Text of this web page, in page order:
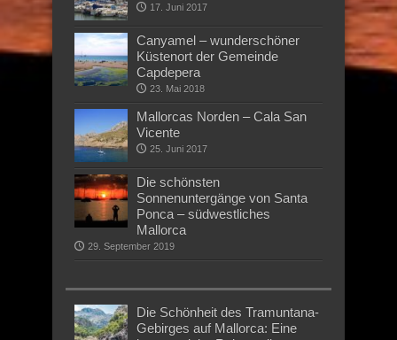
17. Juni 2017
Canyamel – wunderschöner
Küstenort der Gemeinde
Capdepera
23. Mai 2018
Mallorcas Norden – Cala San
Vicente
25. Juni 2017
Die schönsten
Sonnenuntergänge von Santa
Ponca – südwestliches
Mallorca
29. September 2019
Die Schönheit des Tramuntana-
Gebirges auf Mallorca: Eine